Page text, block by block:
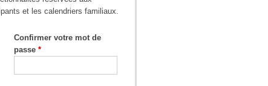
et les calendriers familiaux.
Confirmer votre mot de
passe